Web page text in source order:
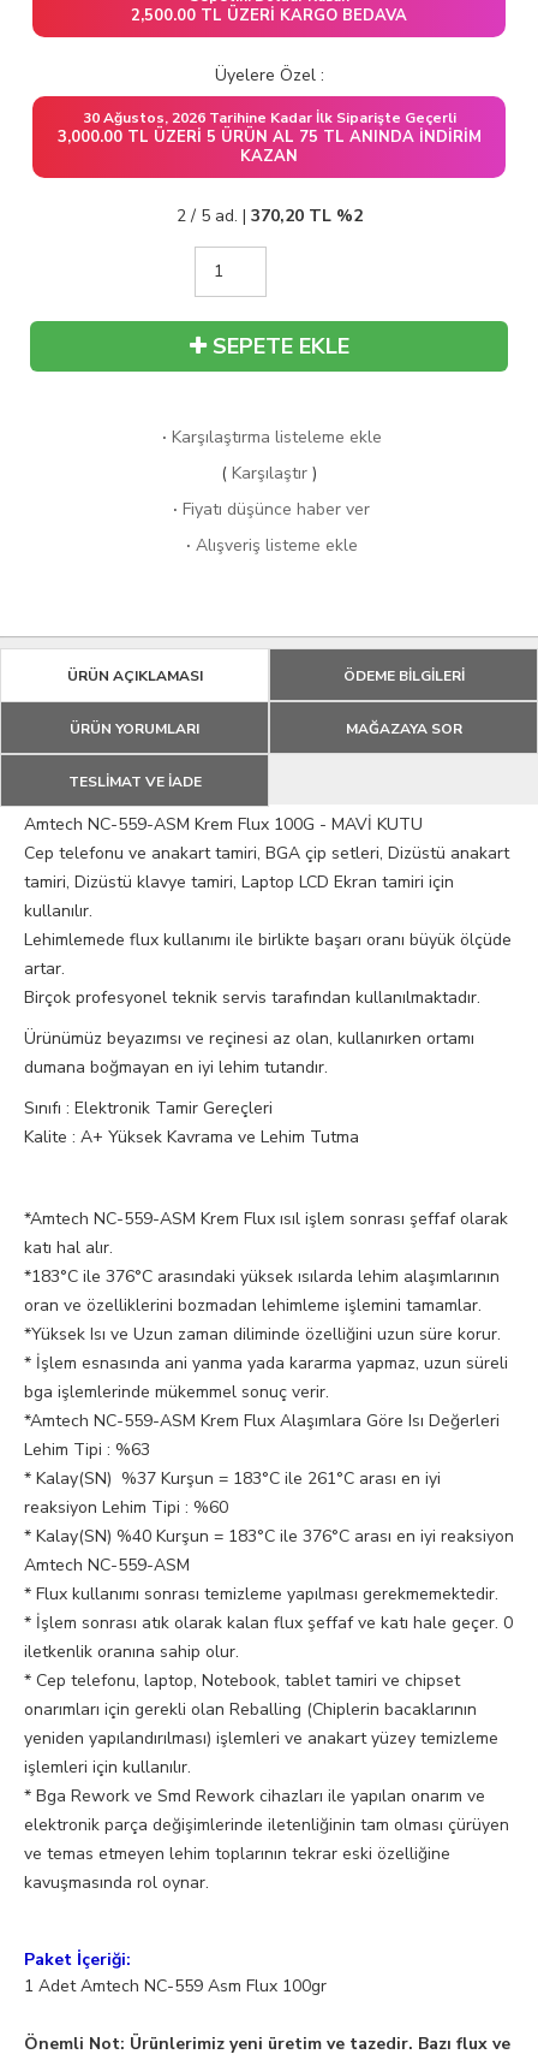
2,500.00 TL ÜZERI KARGO BEDAVA
Üyelere Özel :
30 Ağustos, 2026 Tarihine Kadar İlk Siparişte Geçerli
3,000.00 TL ÜZERI 5 ÜRÜN AL 75 TL ANINDA İNDIRIM
KAZAN
2 / 5 ad. | 370,20TL %2
SEPETE EKLE
· Karşılaştırma listeleme ekle
( Karşılaştır )
· Fiyatı düşünce haber ver
· Alışveriş listeme ekle
ÜRÜN AÇIKLAMASI ÖDEME BİLGİLERİ
ÜRÜN YORUMLARI MAĞAZAYA SOR
TESLİMAT VE İADE
Amtech NC-559-ASM Krem Flux 100G - MAVİ KUTU
Cep telefonu ve anakart tamiri, BGA çip setleri, Dizüstü anakart
tamiri, Dizüstü klavye tamiri, Laptop LCD Ekran tamiri için
kullanılır.
Lehimlemede flux kullanımı ile birlikte başarı oranı büyük ölçüde
artar.
Birçok profesyonel teknik servis tarafından kullanılmaktadır.
Ürünümüz beyazımsı ve reçinesi az olan, kullanırken ortamı
dumana boğmayan en iyi lehim tutandır.
Sınıfı : Elektronik Tamir Gereçleri
Kalite : A+ Yüksek Kavrama ve Lehim Tutma
*Amtech NC-559-ASM Krem Flux ısıl işlem sonrası şeffaf olarak
katı hal alır.
*183°C ile 376°C arasındaki yüksek ısılarda lehim alaşımlarının
oran ve özelliklerini bozmadan lehimleme işlemini tamamlar.
*Yüksek Isı ve Uzun zaman diliminde özelliğini uzun süre korur.
* İşlem esnasında ani yanma yada kararma yapmaz, uzun süreli
bga işlemlerinde mükemmel sonuç verir.
*Amtech NC-559-ASM Krem Flux Alaşımlara Göre Isı Değerleri
Lehim Tipi : %63
* Kalay(SN) %37 Kurşun = 183°C ile 261°C arası en iyi
reaksiyon Lehim Tipi : %60
* Kalay(SN) %40 Kurşun = 183°C ile 376°C arası en iyi reaksiyon
Amtech NC-559-ASM
* Flux kullanımı sonrası temizleme yapılması gerekmemektedir.
* İşlem sonrası atık olarak kalan flux şeffaf ve katı hale geçer. 0
iletkenlik oranına sahip olur.
* Cep telefonu, laptop, Notebook, tablet tamiri ve chipset
onarımları için gerekli olan Reballing (Chiplerin bacaklarının
yeniden yapılandırılması) işlemleri ve anakart yüzey temizleme
işlemleri için kullanılır.
* Bga Rework ve Smd Rework cihazları ile yapılan onarım ve
elektronik parça değişimlerinde iletenliğinin tam olması çürüyen
ve temas etmeyen lehim toplarının tekrar eski özelliğine
kavuşmasında rol oynar.
Paket İçeriği:
1 Adet Amtech NC-559 Asm Flux 100gr
Önemli Not: Ürünlerimiz yeni üretim ve tazedir. Bazı flux ve